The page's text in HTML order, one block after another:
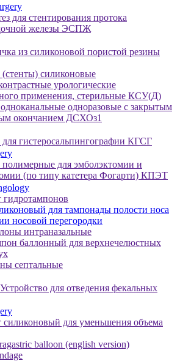
для стентирования протока
железы ЭСПЖ
из силиконовой пористой резины
(стенты) силиконовые
урологические
применения, стерильные КСУ(Д)
одноразовые с закрытым
окончанием ДСХОз1
для гистеросальпингографии КГСГ
полимерные для эмболэктомии и
(по типу катетера Фогарти) КПЭТ
гидротампонов
для тампонады полости носа
носовой перегородки
интраназальные
баллонный для верхнечелюстных
септальные
для отведения фекальных
силиконовый для уменьшения объема
balloon (english version)